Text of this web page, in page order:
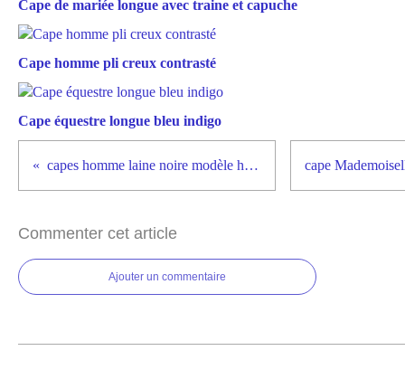
Cape de mariée longue avec traine et capuche
Cape homme pli creux contrasté
Cape équestre longue bleu indigo
capes homme laine noire modèle hirondelle
Commenter cet article
Ajouter un commentaire